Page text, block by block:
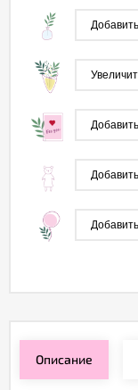
Описание